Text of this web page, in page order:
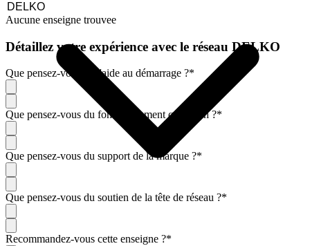
Aucune enseigne trouvee
Détaillez votre expérience avec le réseau DELKO
Que pensez-vous de l'aide au démarrage ?*
Que pensez-vous du fonctionnement quotidien ?*
Que pensez-vous du support de la marque ?*
Que pensez-vous du soutien de la tête de réseau ?*
Recommandez-vous cette enseigne ?*